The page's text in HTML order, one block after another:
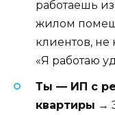
работаешь
жилом
клиентов, не
«Я работаю
Ты — ИП с
квартиры →